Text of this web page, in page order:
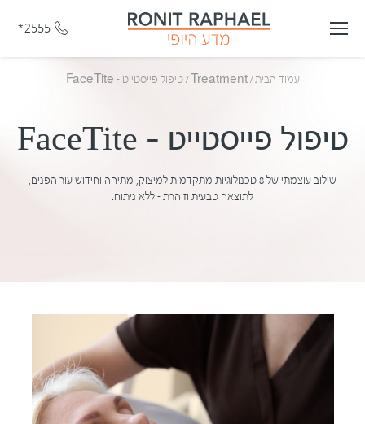
*2555
עמוד הבית /
Treatment
/טיפול פייסטייט – FaceTite
טיפול פייסטייט – FaceTite
שילוב עוצמתי של 8 טכנולוגיות מתקדמות למיצוק, מתיחה וחידוש עור הפנים,
לתוצאה טבעית וזוהרת – ללא ניתוח.